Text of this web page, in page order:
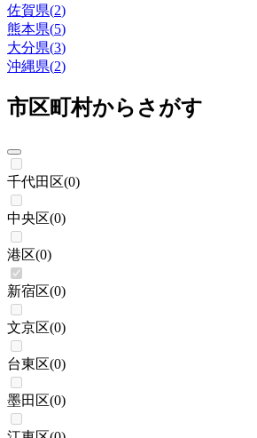
佐賀県(2)
熊本県(5)
大分県(3)
沖縄県(2)
市区町村からさがす
千代田区(0)
中央区(0)
港区(0)
新宿区(0)
文京区(0)
台東区(0)
墨田区(0)